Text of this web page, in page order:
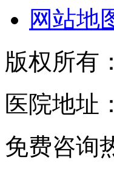
网站地
版权所有
医院地址
免费咨询